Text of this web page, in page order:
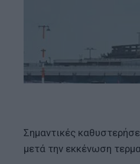
Σημαντικές
μετά την εκκένωση